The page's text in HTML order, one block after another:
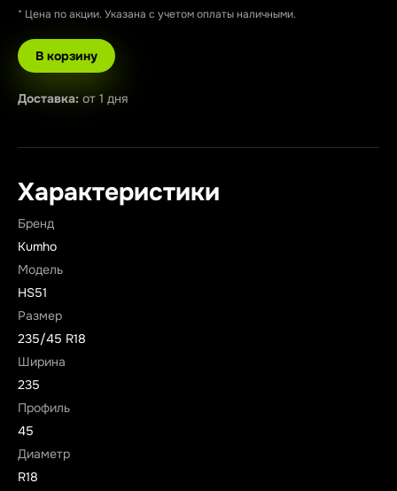
* Цена по акции. Указана с учетом оплаты наличными.
В корзину
Доставка: от 1 дня
Характеристики
Бренд
Kumho
Модель
HS51
Размер
235/45 R18
Ширина
235
Профиль
45
Диаметр
R18